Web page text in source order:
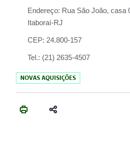
Endereço: Rua São João, casa
Itaboraí-RJ
CEP: 24.800-157
Tel.: (21) 2635-4507
NOVAS AQUISIÇÕES